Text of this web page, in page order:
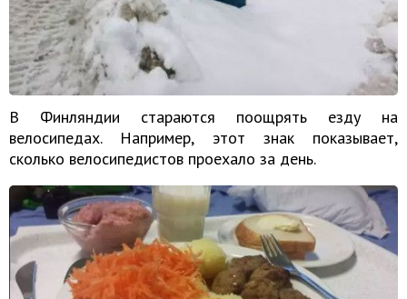
В Финляндии стараются поощрять езду на
велосипедах. Например, этот знак показывает,
сколько велосипедистов проехало за день.